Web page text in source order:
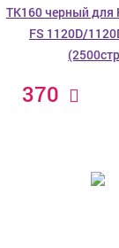
TK160 черный для
FS 1120D/
370